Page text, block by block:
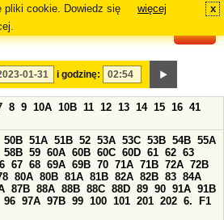
pliki cookie. Dowiedz się
więcej x
i godzinę:
8 9 10A 10B 11 12 13 14 15 16 41
50B 51A 51B 52 53A 53C 53B 54B 55A
58B 59 60A 60B 60C 60D 61 62 63
67 68 69A 69B 70 71A 71B 72A 72B
80A 80B 81A 81B 82A 82B 83 84A
87B 88A 88B 88C 88D 89 90 91A 91B
96 97A 97B 99 100 101 201 202 6.
F1